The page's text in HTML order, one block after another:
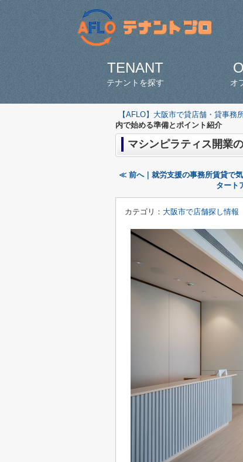
TENANT
テナントを探す オ
【AFLO】大阪市で貸店舗・貸事務
内で始める準備とポイント紹介
マシンピラティス開業
≪ 前へ｜就労支援の事務所賃貸で
タート
カテゴリ： 大阪市で店舗探し情報